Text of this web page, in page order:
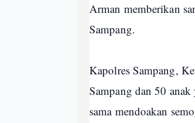
Arman memberikan
Sampang.
Kapolres Sampang,
Sampang dan 50
sama mendoakan